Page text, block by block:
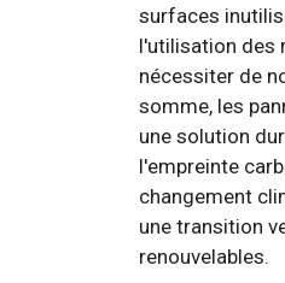
surfaces
l'utilisation des
nécessiter de
somme, les
une solution
l'empreinte
changement
une transition
renouvelables.